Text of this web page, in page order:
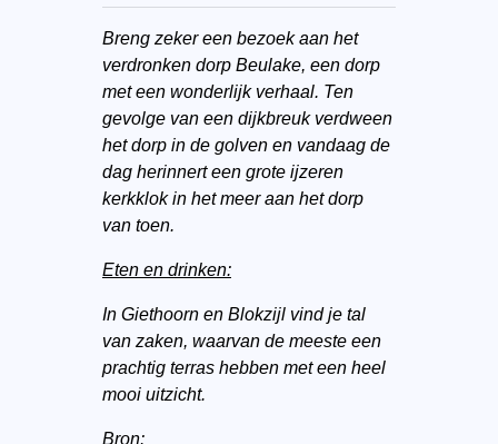
Breng zeker een bezoek aan het
verdronken dorp Beulake, een dorp
met een wonderlijk verhaal. Ten
gevolge van een dijkbreuk verdween
het dorp in de golven en vandaag de
dag herinnert een grote ijzeren
kerkklok in het meer aan het dorp
van toen.
Eten en drinken:
In Giethoorn en Blokzijl vind je tal
van zaken, waarvan de meeste een
prachtig terras hebben met een heel
mooi uitzicht.
Bron: